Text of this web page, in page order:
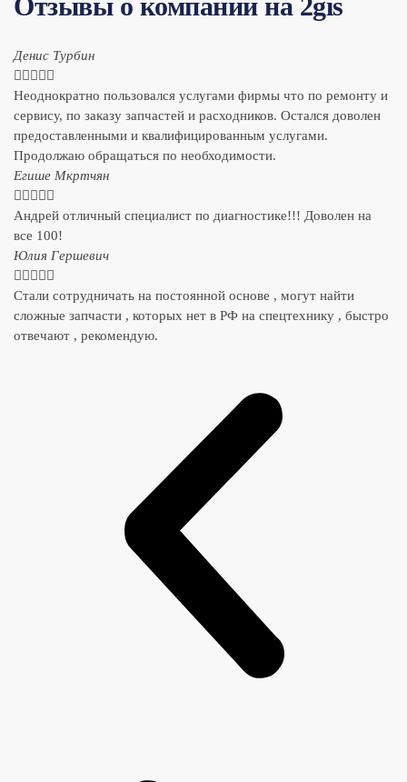
Отзывы о компании на 2gis
Денис Турбин
    
Неоднократно пользовался услугами фирмы что по ремонту и
сервису, по заказу запчастей и расходников. Остался доволен
предоставленными и квалифицированным услугами.
Продолжаю обращаться по необходимости.
​Егише Мкртчян
    
Андрей отличный специалист по диагностике!!! Доволен на
все 100!
​Юлия Гершевич
    
Стали сотрудничать на постоянной основе , могут найти
сложные запчасти , которых нет в РФ на спецтехнику , быстро
отвечают , рекомендую.